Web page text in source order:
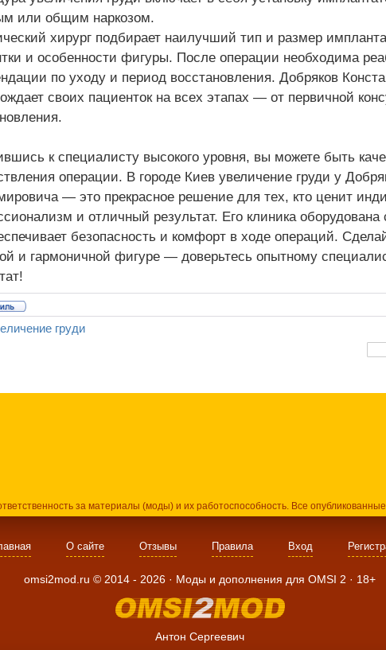
или общим наркозом.
хирург подбирает наилучший тип и размер
и особенности фигуры. После операции необходима
по уходу и период восстановления. Добряков
своих пациенток на всех этапах — от первичной
к специалисту высокого уровня, вы можете быть
операции. В городе Киев увеличение груди у
— это прекрасное решение для тех, кто ценит
и отличный результат. Его клиника
безопасность и комфорт в ходе операций.
и гармоничной фигуре — доверьтесь опытному
груди
за материалы (моды) и их работоспособность. Все
О сайте Отзывы Правила Вход
omsi2mod.ru © 2014 - 2026 · Моды и дополнения для OMSI 2 · 18+
Антон Сергеевич